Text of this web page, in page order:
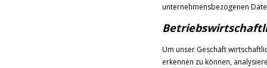
unternehmensbezogenen
Um unser Geschäft
erkennen zu können,